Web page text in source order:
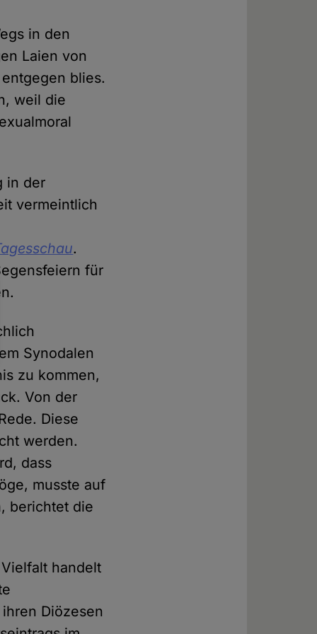
in den
Laien von
blies.
weil die
in der
vermeintlich
.
für
Synodalen
zu kommen,
Von der
Diese
werden.
dass
musste auf
berichtet die
handelt
Diözesen